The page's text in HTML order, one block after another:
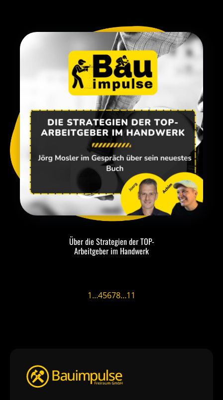
Über die Strategien der TOP-
Arbeitgeber im Handwerk
1…45678…11